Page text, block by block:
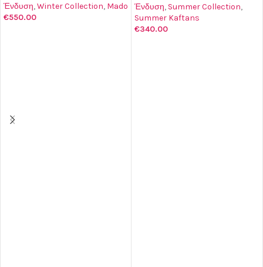
Ένδυση,Winter Collection, Mado
€550.00
Ένδυση, Summer Collection,
Summer Kaftans
€340.00